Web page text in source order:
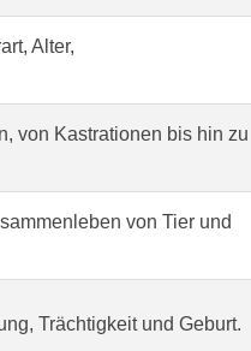
Alter,
von Kastrationen bis hin zu
von Tier und
Trächtigkeit und Geburt.